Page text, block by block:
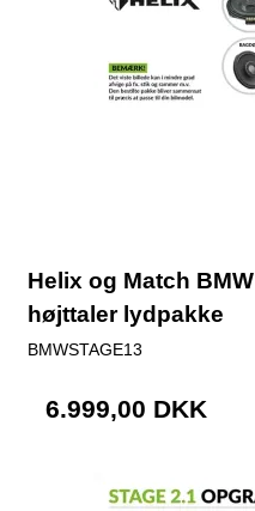
Helix og Match
højttaler lydpakke
BMWSTAGE13
6.999,00 DKK